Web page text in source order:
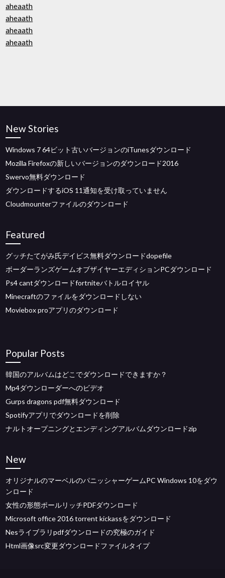
aheaath
aheaath
aheaath
aheaath
New Stories
Windows 7 64ビット古いバージョンのiTunesダウンロード
Mozilla Firefoxの新しいバージョンのダウンロード2016
Swervo無料ダウンロード
ダウンロードするiOS 11通知を受け取っていません
Cloudmounterファイルのダウンロード
Featured
グッチたてがみ氏デイビス無料ダウンロードdopefile
ボーダーランズゲームオブザイヤーエディションPCダウンロード
Ps4 cantダウンロードfortniteバトルロイヤル
Minecraftのファイルをダウンロードしない
Moviebox proアプリのダウンロード
Popular Posts
韓国のアルバムはどこでダウンロードできますか？
Mp4ダウンローダーへのビデオ
Gurps dragons pdf無料ダウンロード
Spotifyアプリでダウンロードを削除
ナルトオープニングとエンディングアルバムダウンロードzip
New
オリジナルのマーベルのパニッシャーゲームPC Windows 10をダウ
ンロード
女性の形態ポールリッチPDFダウンロード
Microsoft office 2016 torrent kickassをダウンロード
Nesライブラリpdfダウンロードの究極のガイド
Html画像src変更ダウンロードファイルタイプ